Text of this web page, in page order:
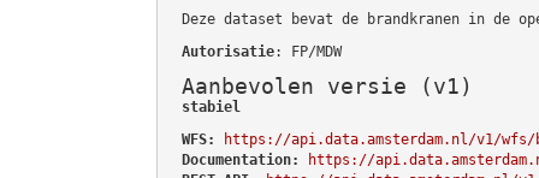
Deze dataset bevat de brandkranen in de
Autorisatie: FP/MDW
Aanbevolen versie (v1)
stabiel
WFS:
https://api.data.amsterdam.nl/v1/wfs/
Documentation:
https://